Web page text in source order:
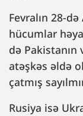
Fevralın 28-
hücumlar
də
atəşkəs əldə
çatmış
Rusiya isə